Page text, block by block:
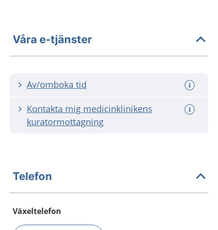
Våra e-tjänster
Av/omboka tid
Kontakta mig medicinklinikens
kuratormottagning
Telefon
Växeltelefon